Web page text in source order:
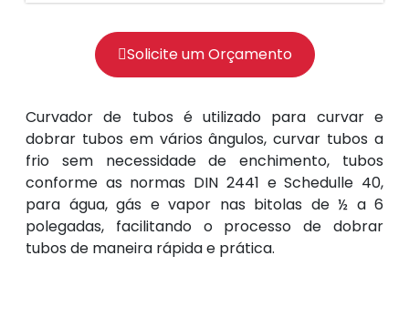
Curvador de tubos é utilizado para curvar e
dobrar tubos em vários ângulos, curvar tubos a
frio sem necessidade de enchimento, tubos
conforme as normas DIN 2441 e Schedulle 40,
para água, gás e vapor nas bitolas de ½ a 6
polegadas, facilitando o processo de dobrar
tubos de maneira rápida e prática.
Solicite um Orçamento